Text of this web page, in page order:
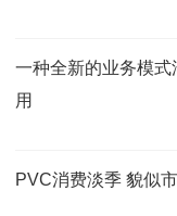
一种全新的业务模
用
PVC消费淡季 貌似